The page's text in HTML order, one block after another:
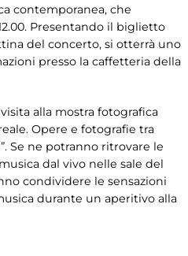
contemporanea, che
Presentando il biglietto
del concerto, si otterrà uno
presso la caffetteria della
alla mostra fotografica
Opere e fotografie tra
Se ne potranno ritrovare le
dal vivo nelle sale del
condividere le sensazioni
durante un aperitivo alla